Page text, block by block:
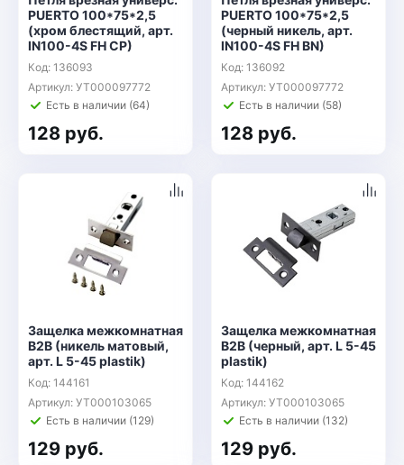
PUERTO 100*75*2,5
(хром блестящий, арт.
IN100-4S FH CP)
Код: 136093
Артикул: УТ000097772
Есть в наличии (64)
128 руб.
PUERTO 100*75*2,5
(черный никель, арт.
IN100-4S FH BN)
Код: 136092
Артикул: УТ000097772
Есть в наличии (58)
128 руб.
Защелка межкомнатная
B2B (никель матовый,
арт. L 5-45 plastik)
Код: 144161
Артикул: УТ000103065
Есть в наличии (129)
129 руб.
Защелка межкомнатная
B2B (черный, арт. L 5-45
plastik)
Код: 144162
Артикул: УТ000103065
Есть в наличии (132)
129 руб.